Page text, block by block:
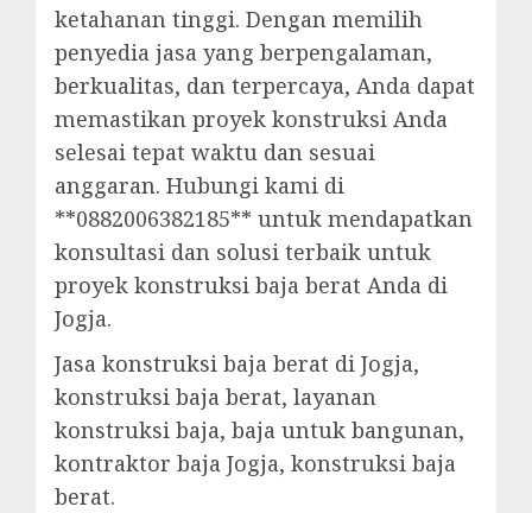
ketahanan tinggi. Dengan memilih
penyedia jasa yang berpengalaman,
berkualitas, dan terpercaya, Anda dapat
memastikan proyek konstruksi Anda
selesai tepat waktu dan sesuai
anggaran. Hubungi kami di
**0882006382185** untuk mendapatkan
konsultasi dan solusi terbaik untuk
proyek konstruksi baja berat Anda di
Jogja.
Jasa konstruksi baja berat di Jogja,
konstruksi baja berat, layanan
konstruksi baja, baja untuk bangunan,
kontraktor baja Jogja, konstruksi baja
berat.